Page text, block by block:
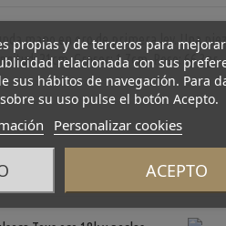
mano en oro de primera ley. Una
21cm. Grosor: 1.7cm. Peso: 66.3gr.
propias y de terceros para
relacionada con sus
sus hábitos de navegación. Para
su uso pulse el botón Acepto.
Personalizar cookies
ACEPTO